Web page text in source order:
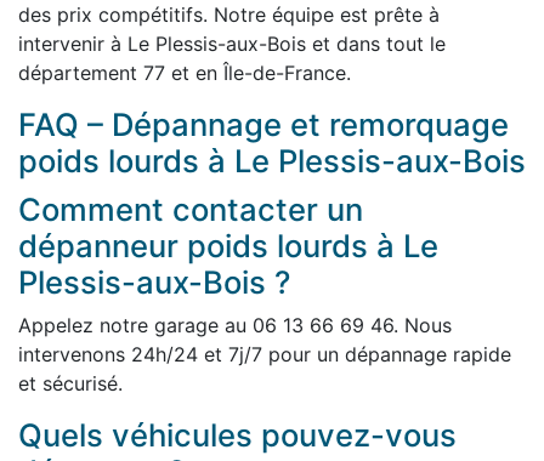
des prix compétitifs. Notre équipe est prête à
intervenir à Le Plessis-aux-Bois et dans tout le
département 77 et en Île-de-France.
FAQ – Dépannage et remorquage
poids lourds à Le Plessis-aux-Bois
Comment contacter un
dépanneur poids lourds à Le
Plessis-aux-Bois ?
Appelez notre garage au 06 13 66 69 46. Nous
intervenons 24h/24 et 7j/7 pour un dépannage rapide
et sécurisé.
Quels véhicules pouvez-vous